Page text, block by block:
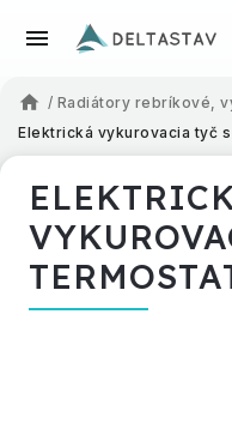
/ Radiátory rebríkové,
Elektrická vykurovacia tyč